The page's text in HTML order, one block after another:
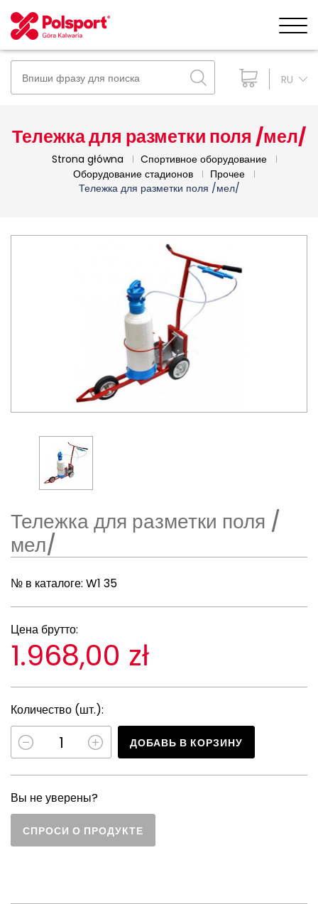
RU
Тележка для разметки поля /мел/
Strona główna
Cпортивное оборудование
Оборудование стадионов
Прочее
Тележка для разметки поля /мел/
Тележка для разметки поля /
мел/
№ в каталоге: W1 35
Цена брутто:
1.968,00 zł
Количество (шт.):
ДОБАВЬ В КОРЗИНУ
Вы не уверены?
СПРОСИ О ПРОДУКТЕ